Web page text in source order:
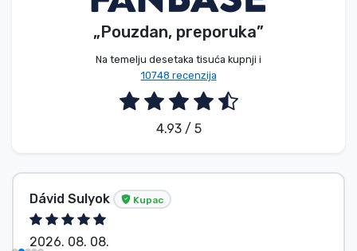
„Pouzdan, preporuka”
Na temelju desetaka tisuća kupnji i
10748 recenzija
4.93 / 5
Dávid Sulyok Kupac
2026. 08. 08.